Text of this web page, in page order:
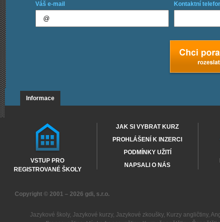
Váš e-mail Kontaktní
Informace
VSTUP PRO
REGISTROVANÉ ŠKOLY
JAK SI VYBRAT KURZ
PROHLÁŠENÍ K INZERCI
PODMÍNKY UŽITÍ
NAPSALI O NÁS
Copyright © 2001 – 2026 gdi, s.r.o.
Jazykové školy, Jazykové kurzy, Jazykové zkoušky, Kurzy angličtiny,